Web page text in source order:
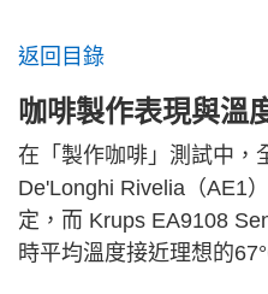
返回目錄
咖啡製作表現與溫
在「製作咖啡」測試中，
De'Longhi Rivelia（AE1
定，而 Krups EA9108
時平均溫度接近理想的